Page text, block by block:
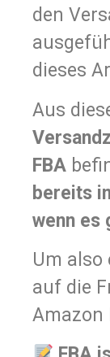
den
dieses
Aus
FBA
bereits
wenn es
Um also
auf die
Amazon